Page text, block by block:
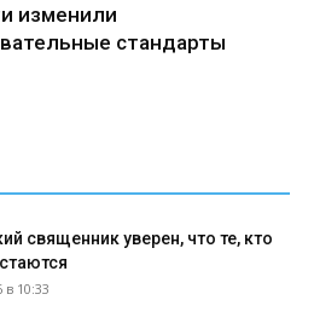
изменили
стандарты
священник уверен, что те, кто
в 10:33